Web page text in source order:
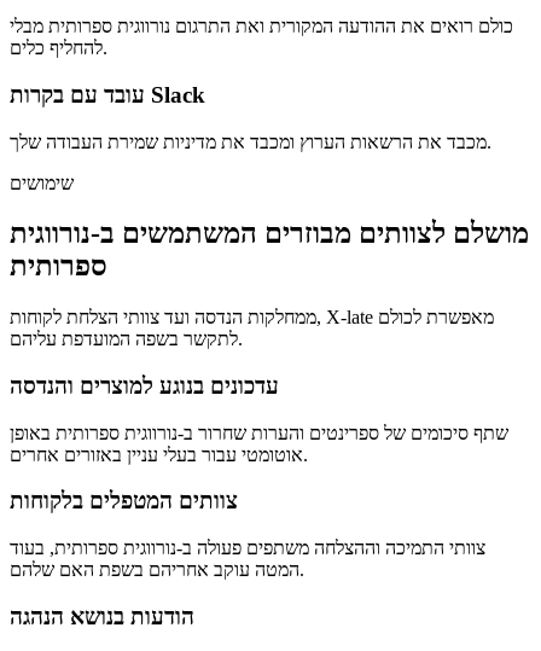
כולם רואים את ההודעה המקורית ואת התרגום נורווגית ספרותית מבלי
להחליף כלים.
עובד עם בקרות Slack
מכבד את הרשאות הערוץ ומכבד את מדיניות שמירת העבודה שלך.
שימושים
מושלם לצוותים מבוזרים המשתמשים ב-נורווגית
ספרותית
ממחלקות הנדסה ועד צוותי הצלחת לקוחות, X-late מאפשרת לכולם
לתקשר בשפה המועדפת עליהם.
עדכונים בנוגע למוצרים והנדסה
שתף סיכומים של ספרינטים והערות שחרור ב-נורווגית ספרותית באופן
אוטומטי עבור בעלי עניין באזורים אחרים.
צוותים המטפלים בלקוחות
צוותי התמיכה וההצלחה משתפים פעולה ב-נורווגית ספרותית, בעוד
המטה עוקב אחריהם בשפת האם שלהם.
הודעות בנושא הנהגה